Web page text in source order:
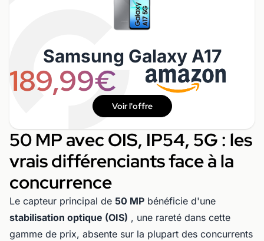
Samsung Galaxy A17
189,99€
Voir l'offre
50 MP avec OIS, IP54, 5G : les
vrais différenciants face à la
concurrence
Le capteur principal de 50 MP bénéficie d'une
stabilisation optique (OIS) , une rareté dans cette
gamme de prix, absente sur la plupart des concurrents